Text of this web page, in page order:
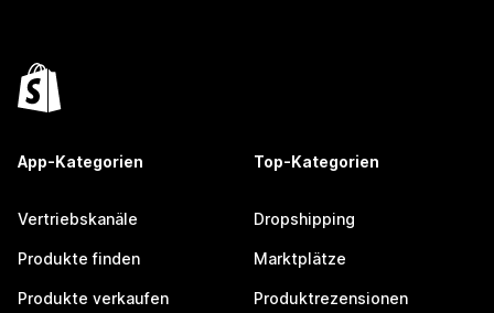
App-Kategorien
Vertriebskanäle
Produkte finden
Produkte verkaufen
Top-Kategorien
Dropshipping
Marktplätze
Produktrezensionen